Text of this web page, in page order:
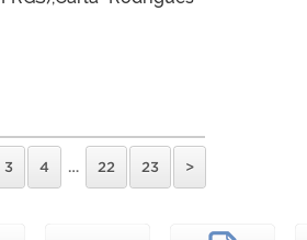
3 4 … 22 23 >